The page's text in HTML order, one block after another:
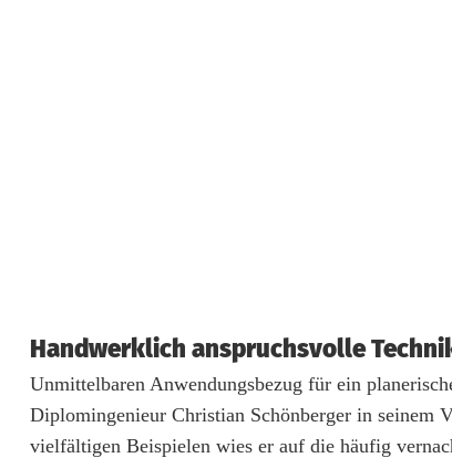
D
e
n
Handwerklich anspruchsvolle
Unmittelbaren Anwendungsbezug für ein
Diplomingenieur Christian Schönberger in seinem
vielfältigen Beispielen wies er auf die häufig